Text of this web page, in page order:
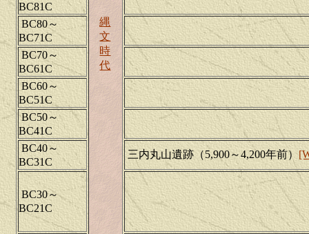
縄
文
時
代
BC81C
BC80～
BC71C
BC70～
BC61C
BC60～
BC51C
BC50～
BC41C
BC40～
BC31C
三内丸山遺跡（5,900～4,200年前）
BC30～
BC21C